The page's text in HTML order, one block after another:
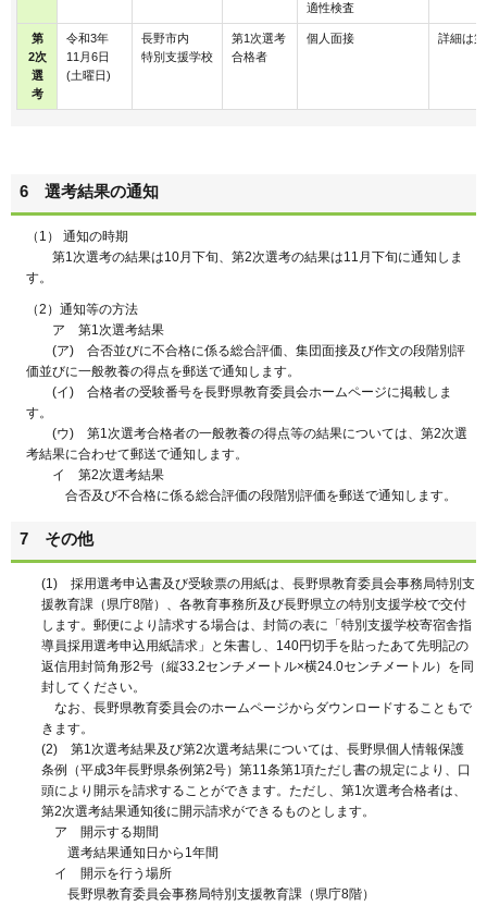
適性検査
第
2次
選
考
令和3年
11月6日
(土曜日)
長野市内
特別支援学校
第1次選考
合格者
個人面接 詳細は
6 選考結果の通知
（1） 通知の時期
第1次選考の結果は10月下旬、第2次選考の結果は11月下旬に通知しま
す。
（2）通知等の方法
ア 第1次選考結果
(ア) 合否並びに不合格に係る総合評価、集団面接及び作文の段階別評
価並びに一般教養の得点を郵送で通知します。
(イ) 合格者の受験番号を長野県教育委員会ホームページに掲載しま
す。
(ウ) 第1次選考合格者の一般教養の得点等の結果については、第2次選
考結果に合わせて郵送で通知します。
イ 第2次選考結果
合否及び不合格に係る総合評価の段階別評価を郵送で通知します。
7 その他
(1) 採用選考申込書及び受験票の用紙は、長野県教育委員会事務局特別支
援教育課（県庁8階）、各教育事務所及び長野県立の特別支援学校で交付
します。郵便により請求する場合は、封筒の表に「特別支援学校寄宿舎指
導員採用選考申込用紙請求」と朱書し、140円切手を貼ったあて先明記の
返信用封筒角形2号（縦33.2センチメートル×横24.0センチメートル）を同
封してください。
なお、長野県教育委員会のホームページからダウンロードすることもで
きます。
(2) 第1次選考結果及び第2次選考結果については、長野県個人情報保護
条例（平成3年長野県条例第2号）第11条第1項ただし書の規定により、口
頭により開示を請求することができます。ただし、第1次選考合格者は、
第2次選考結果通知後に開示請求ができるものとします。
ア 開示する期間
選考結果通知日から1年間
イ 開示を行う場所
長野県教育委員会事務局特別支援教育課（県庁8階）